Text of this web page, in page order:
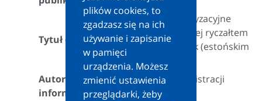
Tytuł (teza):
Działania restrukturyzacyjne
spółki opodatkowanej ryczałtem
od dochodów spółek (estońskim
CIT).
Autor
informacji:
Szef Krajowej Administracji
Skarbowej
plików cookies, to
zgadzasz się na ich
używanie i zapisanie
w pamięci
urządzenia. Możesz
zmienić ustawienia
przeglądarki, żeby